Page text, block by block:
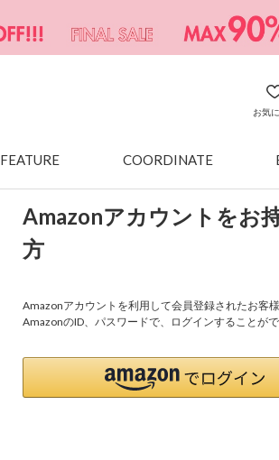
お気
FEATURE COORDINATE
Amazonアカウントをお
方
Amazonアカウントを利用して会員登録されたお客様
AmazonのID、パスワードで、ログインすることがで